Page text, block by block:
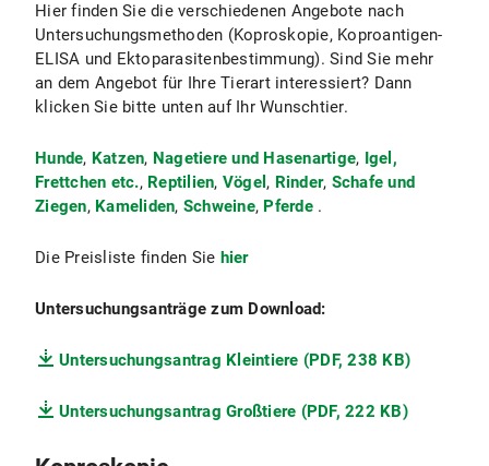
Hier finden Sie die verschiedenen Angebote nach
Untersuchungsmethoden (Koproskopie, Koproantigen-
ELISA und Ektoparasitenbestimmung). Sind Sie mehr
an dem Angebot für Ihre Tierart interessiert? Dann
klicken Sie bitte unten auf Ihr Wunschtier.
Hunde, Katzen, Nagetiere und Hasenartige, Igel,
Frettchen etc., Reptilien, Vögel , Rinder, Schafe und
Ziegen, Kameliden, Schweine, Pferde .
Die Preisliste finden Sie hier
Untersuchungsanträge zum Download:
Untersuchungsantrag Kleintiere (PDF, 238 KB)
Untersuchungsantrag Großtiere (PDF, 222 KB)